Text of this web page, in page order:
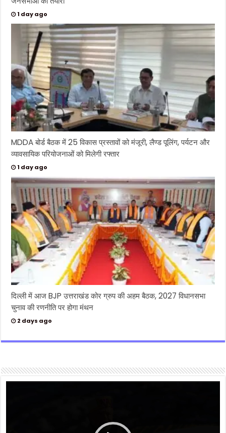
1 day ago
MDDA बोर्ड बैठक में 25 विकास प्रस्तावों को मंजूरी, लैण्ड पूलिंग, पर्यटन और
व्यावसायिक परियोजनाओं को मिलेगी रफ्तार
1 day ago
दिल्ली में आज BJP उत्तराखंड कोर ग्रुप की अहम बैठक, 2027 विधानसभा
चुनाव की रणनीति पर होगा मंथन
2 days ago
Video